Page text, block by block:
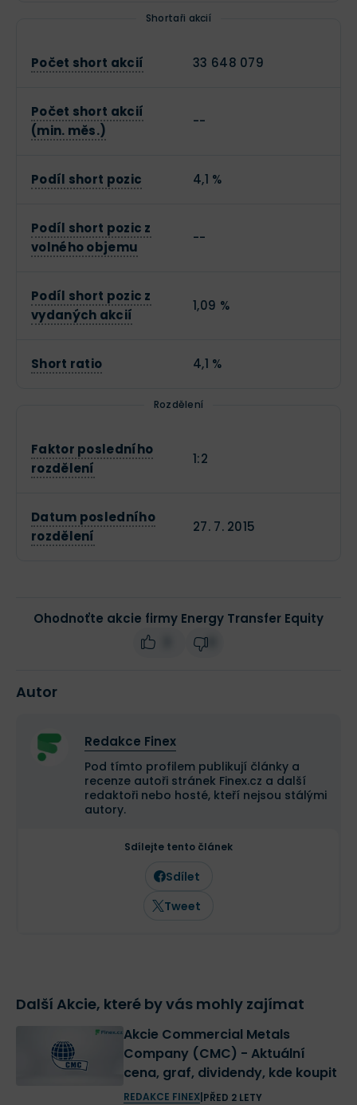
Shortaři akcií
Počet short akcií 33 648 079
Počet short akcií
(min. měs.)
--
Podíl short pozic 4,1 %
Podíl short pozic z
volného objemu
--
Podíl short pozic z
vydaných akcií
1,09 %
Short ratio 4,1 %
Rozdělení
Faktor posledního
rozdělení
1:2
Datum posledního
rozdělení
27. 7. 2015
Ohodnoťte akcie firmy Energy Transfer Equity
Autor
Redakce Finex
Pod tímto profilem publikují články a
recenze autoři stránek Finex.cz a další
redaktoři nebo hosté, kteří nejsou stálými
autory.
Sdílejte tento článek
Sdílet
Tweet
Další Akcie, které by vás mohly zajímat
Akcie Commercial Metals
Company (CMC) - Aktuální
cena, graf, dividendy, kde koupit
REDAKCE FINEX| PŘED 2 LETY